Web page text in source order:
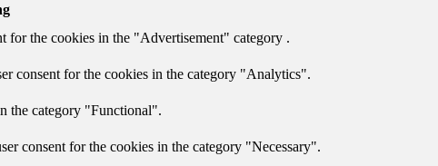
for the cookies in the "Advertisement" category .
consent for the cookies in the category "Analytics".
the category "Functional".
consent for the cookies in the category "Necessary".